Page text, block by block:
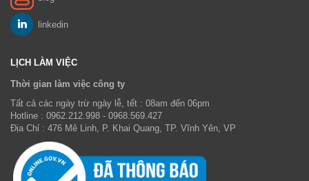
LỊCH LÀM VIỆC
Thời gian làm việc công ty
Tất cả các ngày trừ ngày lễ, tết : 08am đến 06pm
Hotline : 0962.212.998 - 0968.569.427
Địa Chỉ : 476 Mê Linh, P. Khai Quang, TP. Vĩnh Yên, VP